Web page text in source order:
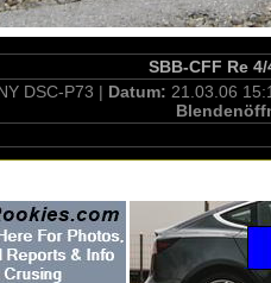
SBB-CFF Re
DSC-P73 | Datum: 21.03.06